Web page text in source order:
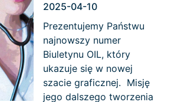
2025-04-10
Prezentujemy Państwu
najnowszy numer
Biuletynu OIL, który
ukazuje się w nowej
szacie graficznej. Misję
jego dalszego tworzenia